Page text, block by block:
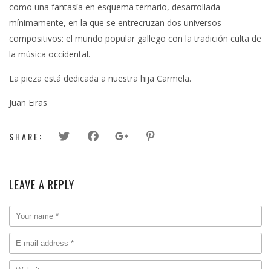
como una fantasía en esquema ternario, desarrollada
mínimamente, en la que se entrecruzan dos universos
compositivos: el mundo popular gallego con la tradición culta de
la música occidental.
La pieza está dedicada a nuestra hija Carmela.
Juan Eiras
SHARE:
LEAVE A REPLY